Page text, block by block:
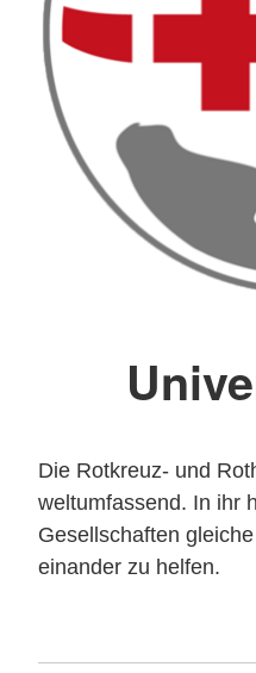
Die Rotkreuz- und
weltumfassend. In ihr
Gesellschaften
einander zu helfen.